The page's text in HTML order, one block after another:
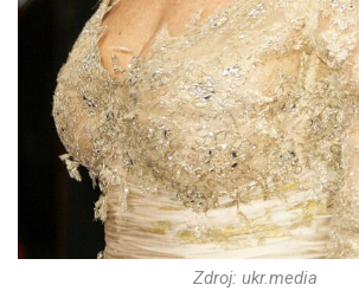
Zdroj: ukr.media